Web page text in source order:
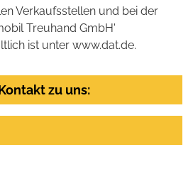
Verkaufsstellen und bei der
Treuhand GmbH'
ist unter www.dat.de.
zu uns: